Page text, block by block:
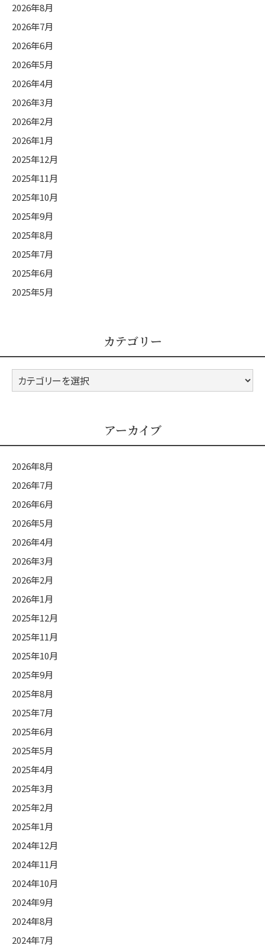
テ
ゴ
リ
ー
2026年8月
2026年7月
2026年6月
2026年5月
2026年4月
2026年3月
2026年2月
2026年1月
2025年12月
2025年11月
2025年10月
2025年9月
2025年8月
2025年7月
2025年6月
2025年5月
カテゴリー
カ
テ
アーカイブ
2026年8月
2026年7月
2026年6月
2026年5月
2026年4月
2026年3月
2026年2月
2026年1月
2025年12月
2025年11月
2025年10月
2025年9月
2025年8月
2025年7月
2025年6月
2025年5月
2025年4月
2025年3月
2025年2月
2025年1月
2024年12月
2024年11月
2024年10月
2024年9月
2024年8月
2024年7月